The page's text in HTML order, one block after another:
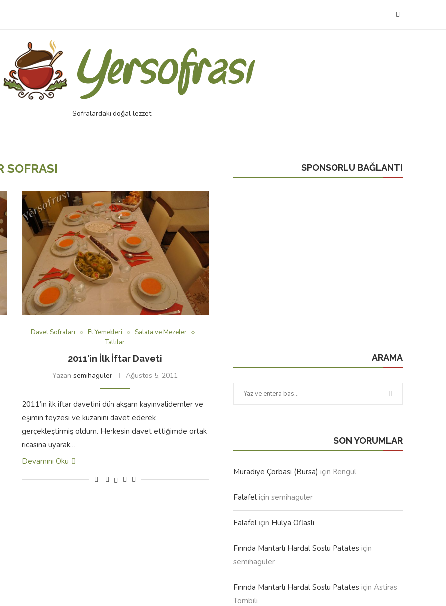
Sofralardaki doğal lezzet
SOFRASI
Davet Sofraları Et Yemekleri
Salata ve Mezeler
Tatlılar
2011’in İlk İftar Daveti
Yazansemihaguler Ağustos 5, 2011
2011’in ilk iftar davetini dün akşam kayınvalidemler ve
eşimin teyzesi ve kuzanini davet ederek
gerçekleştirmiş oldum. Herkesin davet ettiğimde ortak
ricasına uyarak…
Devamını Oku
SPONSORLU BAĞLANTI
ARAMA
SON YORUMLAR
Muradiye Çorbası (Bursa) için Rengül
Falafel için semihaguler
Falafel için Hülya Oflaslı
Fırında Mantarlı Hardal Soslu Patates için
semihaguler
Fırında Mantarlı Hardal Soslu Patates için Astiras
Tombili